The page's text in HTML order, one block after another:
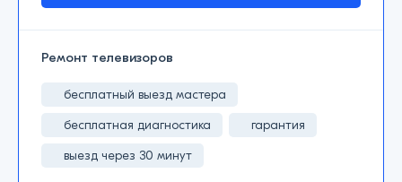
Ремонт телевизоров
бесплатный выезд мастера
бесплатная диагностика
гарантия
выезд через 30 минут